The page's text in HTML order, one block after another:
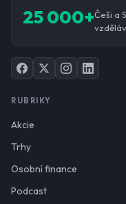
25 000+Češi a
RUBRIKY
Akcie
Trhy
Osobní finance
Podcast